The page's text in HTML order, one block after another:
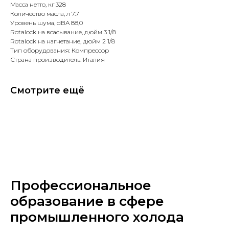
Масса нетто, кг 328
Количество масла, л 7.7
Уровень шума, dBA 88,0
Rotalock на всасывание, дюйм 3 1/8
Rotalock на нагнетание, дюйм 2 1/8
Тип оборудования: Компрессор
Страна производитель: Италия
Смотрите ещё
Профессиональное
образование в сфере
промышленного холода